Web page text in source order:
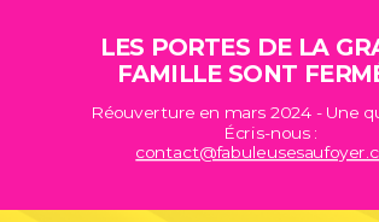
LES PORTES DE LA
FAMILLE SONT
Réouverture en mars 2024 - Une
Écris-nous :